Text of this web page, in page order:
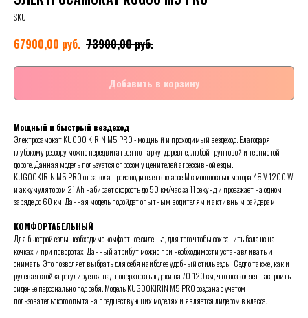
SKU:
67900,00 руб. 73900,00руб.
Добавить в корзину
Мощный и быстрый вездеход
Электросамокат KUGOO KIRIN M5 PRO - мощный и проходимый вездеход. Благодаря
глубокому рессору можно передвигаться по парку, деревне, любой грунтовой и тернистой
дороге. Данная модель пользуется спросом у ценителей агрессивной езды.
KUGOOKIRIN M5 PRO от завода производителя в классе М c мощностью мотора 48 V 1200 W
и аккумулятором 21 Ah набирает скорость до 50 км/час за 11 секунд и проезжает на одном
заряде до 60 км. Данная модель подойдет опытным водителям и активным райдерам.
КОМФОРТАБЕЛЬНЫЙ
Для быстрой езды необходимо комфортное сиденье, для того чтобы сохранить баланс на
кочках и при поворотах. Данный атрибут можно при необходимости устанавливать и
снимать. Это позволяет выбрать для себя наиболее удобный стиль езды. Седло также, как и
рулевая стойка регулируется над поверхностью деки на 70-120 см, что позволяет настроить
сиденье персонально под себя. Модель KUGOOKIRIN M5 PRO создана с учетом
пользовательского опыта на предшествующих моделях и является лидером в классе.